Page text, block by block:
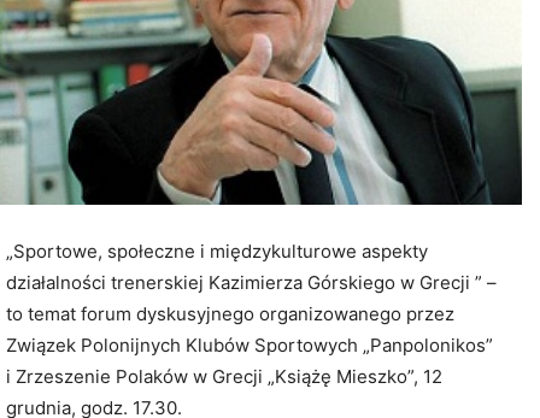
„Sportowe, społeczne i międzykulturowe aspekty
działalności trenerskiej Kazimierza Górskiego w Grecji ” –
to temat forum dyskusyjnego organizowanego przez
Związek Polonijnych Klubów Sportowych „Panpolonikos”
i Zrzeszenie Polaków w Grecji „Książę Mieszko”, 12
grudnia, godz. 17.30.